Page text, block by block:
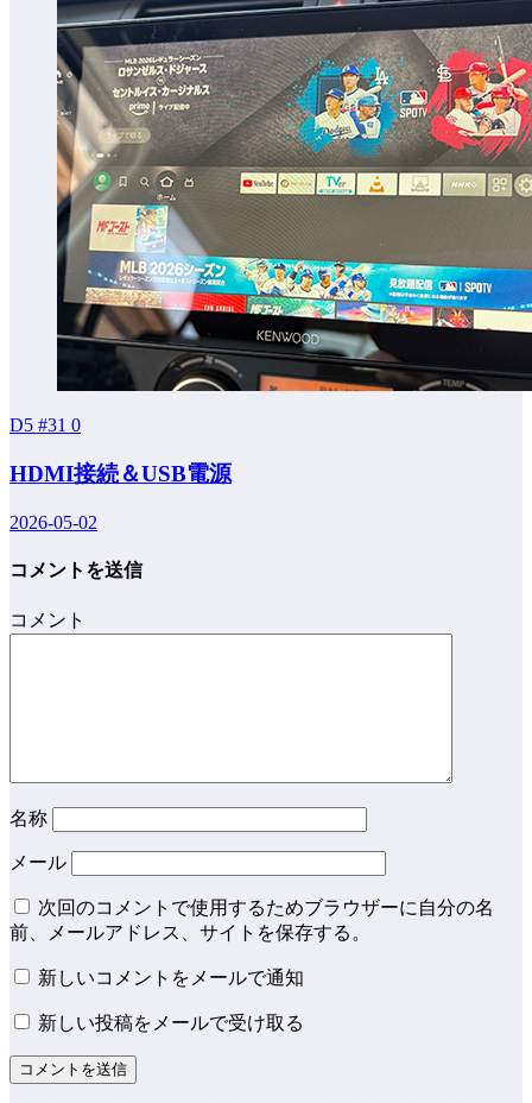
D5 #31 0
HDMI接続＆USB電源
2026-05-02
コメントを送信
コメント
名称
メール
次回のコメントで使用するためブラウザーに自分の名
前、メールアドレス、サイトを保存する。
新しいコメントをメールで通知
新しい投稿をメールで受け取る